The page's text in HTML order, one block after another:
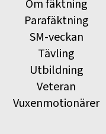
Om fäktning
Parafäktning
SM-veckan
Tävling
Utbildning
Veteran
Vuxenmotionärer